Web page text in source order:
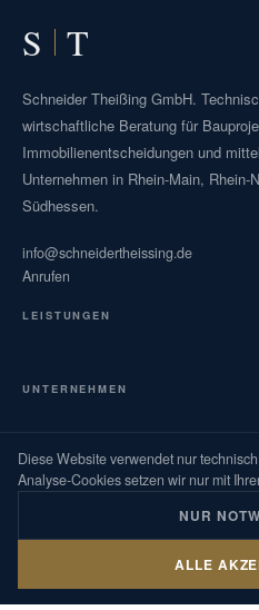
S T
Schneider Theißing GmbH.
wirtschaftliche Beratung für
Immobilienentscheidungen und
Unternehmen in Rhein-Main, Rhein-
Südhessen.
info@schneidertheissing.de
Anrufen
LEISTUNGEN
Bauüberwachung und
Technische Due Diligence
UNTERNEHMEN
Über uns
© 2026 Schneider Theißing GmbH · Alle
Diese Website verwendet nur
Analyse-Cookies setzen wir nur mit
NUR
ALLE